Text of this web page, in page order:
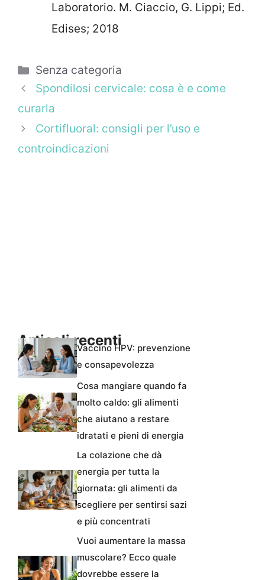
Laboratorio. M. Ciaccio, G. Lippi; Ed.
Edises; 2018
Categorie
Senza categoria
Spondilosi cervicale: cosa è e come
curarla
Cortifluoral: consigli per l’uso e
controindicazioni
Articoli recentiVaccino HPV: prevenzione
e consapevolezza
Cosa mangiare quando fa
molto caldo: gli alimenti
che aiutano a restare
idratati e pieni di energia
La colazione che dà
energia per tutta la
giornata: gli alimenti da
scegliere per sentirsi sazi
e più concentrati
Vuoi aumentare la massa
muscolare? Ecco quale
dovrebbe essere la